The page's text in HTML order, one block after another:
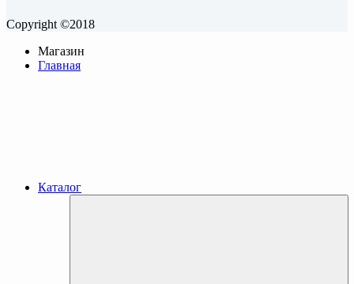
Copyright ©2018
Магазин
Главная
Каталог